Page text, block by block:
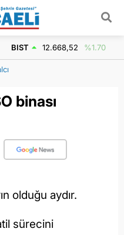
BIST 12.668,52 %1.70
binası
olduğu aydır.
sürecini